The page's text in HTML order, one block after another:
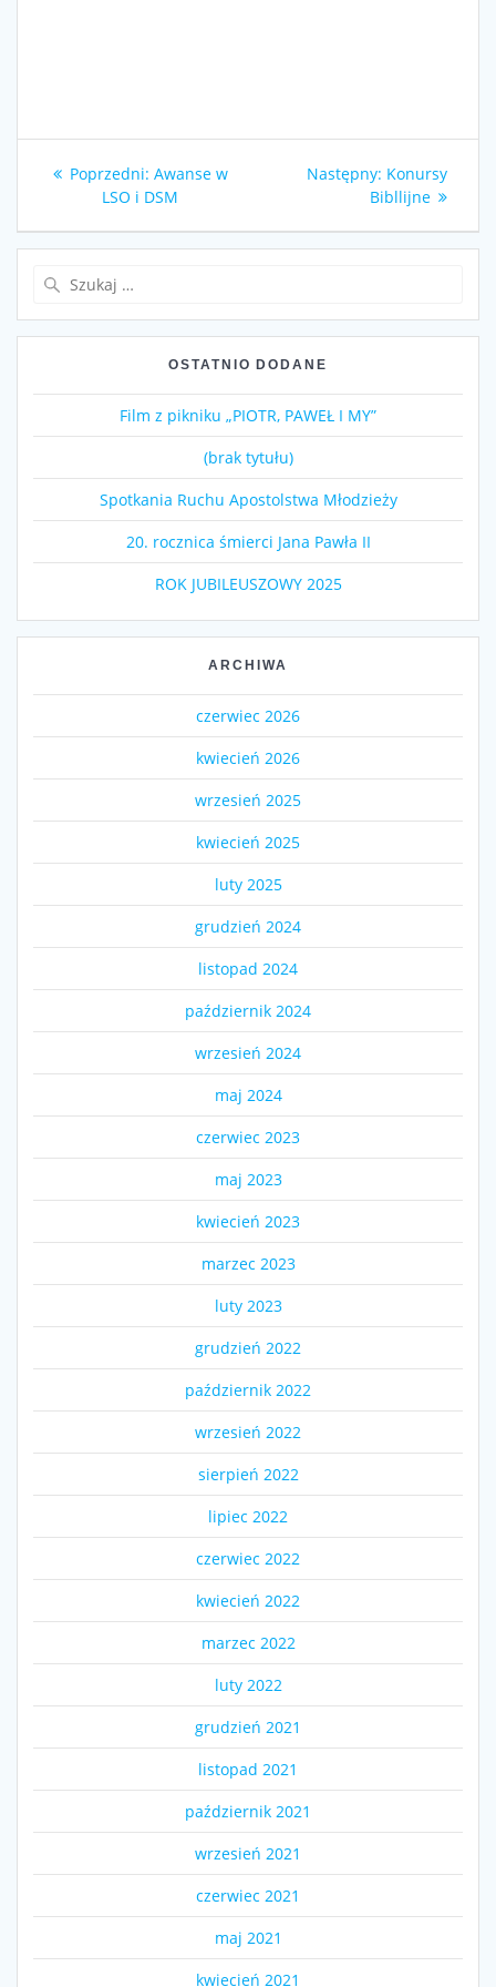
Nawigacja
wpisu
Poprzedni: Poprzedni
wpis:
Awanse w
LSO i DSM
Następny: Następny
wpis:
Konursy
Bibllijne
OSTATNIO DODANE
Film z pikniku „PIOTR, PAWEŁ I MY”
(brak tytułu)
Spotkania Ruchu Apostolstwa Młodzieży
20. rocznica śmierci Jana Pawła II
ROK JUBILEUSZOWY 2025
ARCHIWA
czerwiec 2026
kwiecień 2026
wrzesień 2025
kwiecień 2025
luty 2025
grudzień 2024
listopad 2024
październik 2024
wrzesień 2024
maj 2024
czerwiec 2023
maj 2023
kwiecień 2023
marzec 2023
luty 2023
grudzień 2022
październik 2022
wrzesień 2022
sierpień 2022
lipiec 2022
czerwiec 2022
kwiecień 2022
marzec 2022
luty 2022
grudzień 2021
listopad 2021
październik 2021
wrzesień 2021
czerwiec 2021
maj 2021
kwiecień 2021